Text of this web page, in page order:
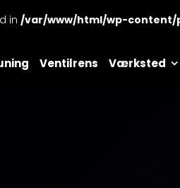
in /var/www/html/wp-
Ventilrens Værksted